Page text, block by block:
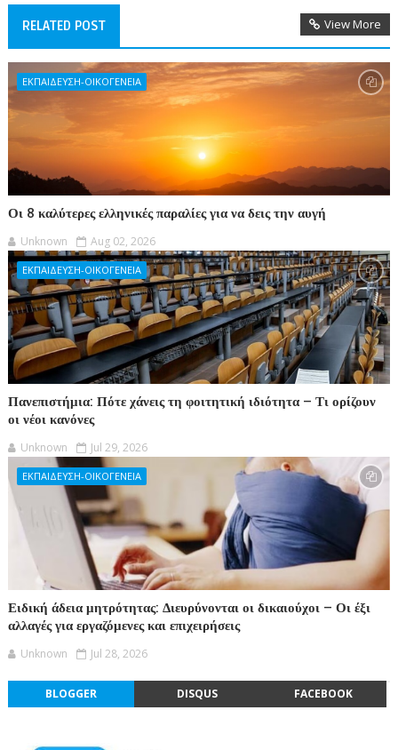
RELATED POST View More
ΕΚΠΑΙΔΕΥΣΗ-ΟΙΚΟΓΕΝΕΙΑ
Οι 8 καλύτερες ελληνικές παραλίες για να δεις την αυγή
Unknown Aug 02, 2026
ΕΚΠΑΙΔΕΥΣΗ-ΟΙΚΟΓΕΝΕΙΑ
Πανεπιστήμια: Πότε χάνεις τη φοιτητική ιδιότητα – Τι ορίζουν
οι νέοι κανόνες
Unknown Jul 29, 2026
ΕΚΠΑΙΔΕΥΣΗ-ΟΙΚΟΓΕΝΕΙΑ
Ειδική άδεια μητρότητας: Διευρύνονται οι δικαιούχοι – Οι έξι
αλλαγές για εργαζόμενες και επιχειρήσεις
Unknown Jul 28, 2026
BLOGGER DISQUS FACEBOOK